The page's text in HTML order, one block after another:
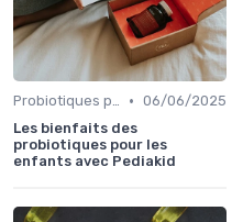
Probiotiques pour enfants et adultes • 06/06/2025
Les bienfaits des
probiotiques pour les
enfants avec Pediakid